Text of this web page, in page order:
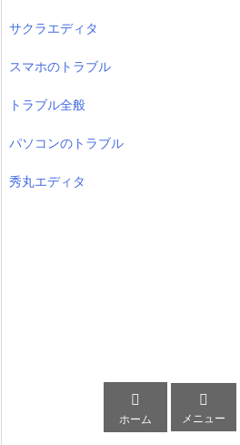
サクラエディタ
スマホのトラブル
トラブル全般
パソコンのトラブル
秀丸エディタ

ホーム

メニュー